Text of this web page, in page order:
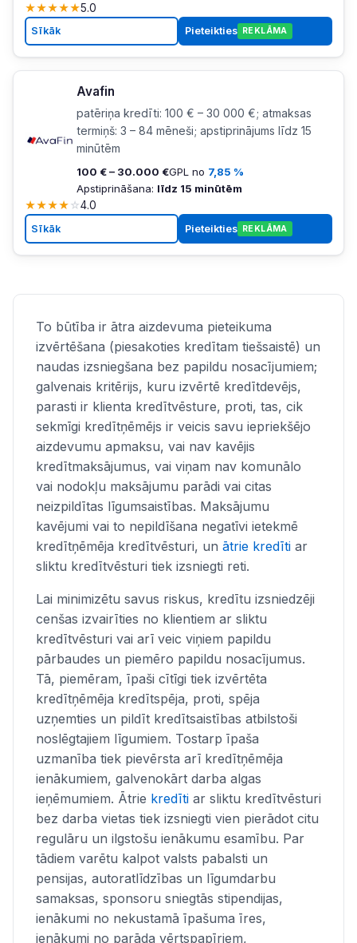
★★★★★5.0
Sīkāk Pieteikties REKLĀMA
Avafin
patēriņa kredīti: 100 € – 30 000 €; atmaksas
termiņš: 3 – 84 mēneši; apstiprinājums līdz 15
minūtēm
100 € – 30.000 €GPL no 7,85 %
Apstiprināšana: līdz 15 minūtēm
★★★★☆4.0
Sīkāk Pieteikties REKLĀMA
To būtība ir ātra aizdevuma pieteikuma
izvērtēšana (piesakoties kredītam tiešsaistē) un
naudas izsniegšana bez papildu nosacījumiem;
galvenais kritērijs, kuru izvērtē kredītdevējs,
parasti ir klienta kredītvēsture, proti, tas, cik
sekmīgi kredītņēmējs ir veicis savu iepriekšējo
aizdevumu apmaksu, vai nav kavējis
kredītmaksājumus, vai viņam nav komunālo
vai nodokļu maksājumu parādi vai citas
neizpildītas līgumsaistības. Maksājumu
kavējumi vai to nepildīšana negatīvi ietekmē
kredītņēmēja kredītvēsturi, un ātrie kredīti ar
sliktu kredītvēsturi tiek izsniegti reti.
Lai minimizētu savus riskus, kredītu izsniedzēji
cenšas izvairīties no klientiem ar sliktu
kredītvēsturi vai arī veic viņiem papildu
pārbaudes un piemēro papildu nosacījumus.
Tā, piemēram, īpaši cītīgi tiek izvērtēta
kredītņēmēja kredītspēja, proti, spēja
uzņemties un pildīt kredītsaistības atbilstoši
noslēgtajiem līgumiem. Tostarp īpaša
uzmanība tiek pievērsta arī kredītņēmēja
ienākumiem, galvenokārt darba algas
ieņēmumiem. Ātrie kredīti ar sliktu kredītvēsturi
bez darba vietas tiek izsniegti vien pierādot citu
regulāru un ilgstošu ienākumu esamību. Par
tādiem varētu kalpot valsts pabalsti un
pensijas, autoratlīdzības un līgumdarbu
samaksas, sponsoru sniegtās stipendijas,
ienākumi no nekustamā īpašuma īres,
ienākumi no parāda vērtspapīriem,